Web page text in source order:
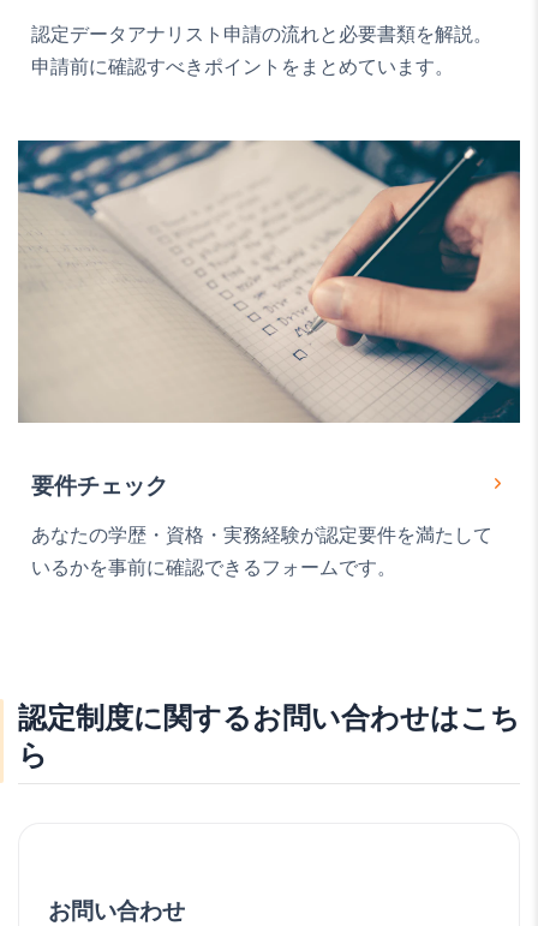
認定データアナリスト申請の流れと必要書類を解説。
申請前に確認すべきポイントをまとめています。
要件チェック
あなたの学歴・資格・実務経験が認定要件を満たして
いるかを事前に確認できるフォームです。
認定制度に関するお問い合わせはこち
ら
お問い合わせ